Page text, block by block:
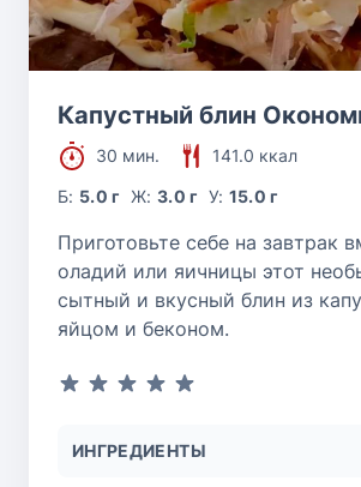
Капустный блин
30 мин.
141.0 ккал
Б: 5.0 г Ж: 3.0 г У: 15.0 г
Приготовьте себе на завтрак
оладий или яичницы этот
сытный и вкусный блин из
яйцом и беконом.
ИНГРЕДИЕНТЫ